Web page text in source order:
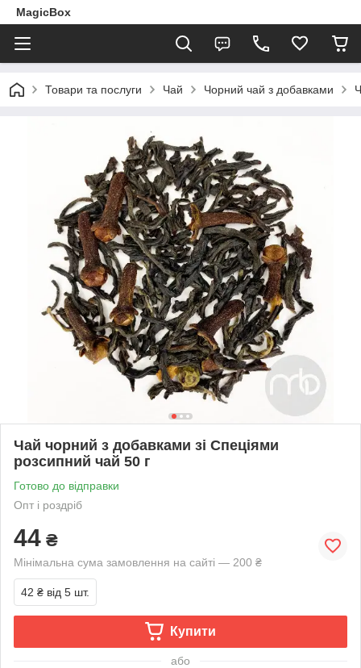
MagicBox
Товари та послуги Чай Чорний чай з добавками
Чай чорний з добавками зі Спеціями
розсипний чай 50 г
Готово до відправки
Опт і роздріб
44 ₴
Мінімальна сума замовлення на сайті — 200 ₴
42 ₴ від 5 шт.
Купити
або